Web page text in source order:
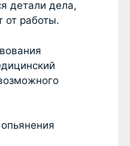
детали дела,
от работы.